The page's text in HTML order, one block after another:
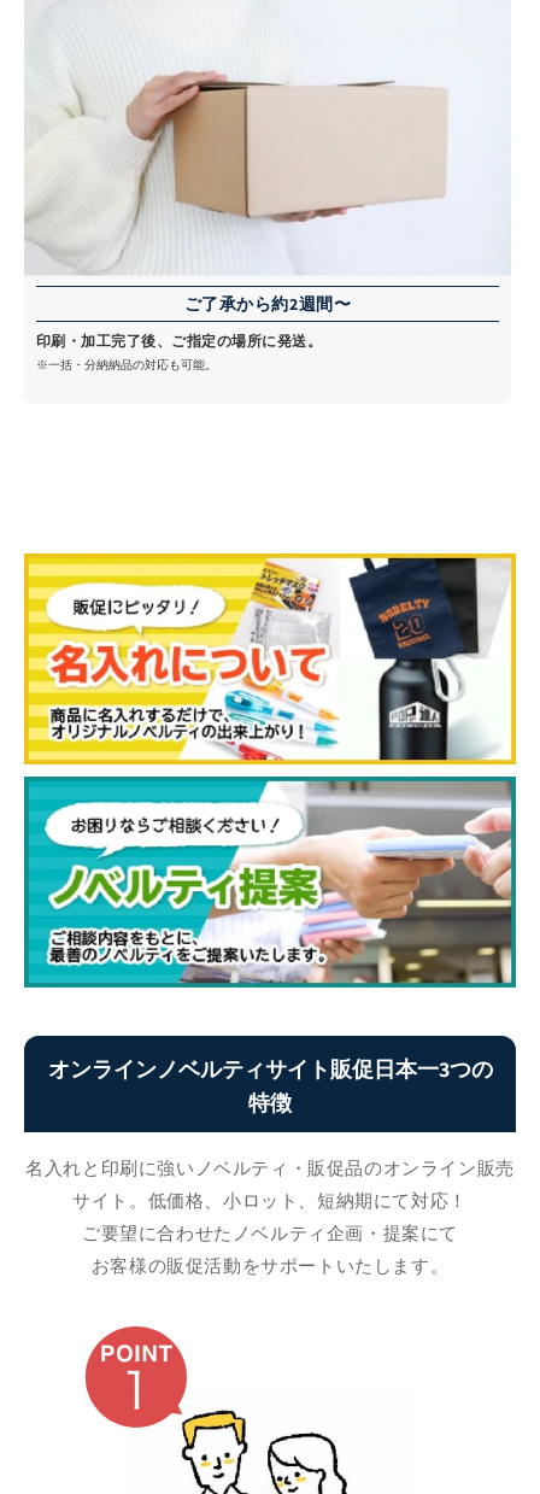
ご了承から約2週間〜
印刷・加工完了後、ご指定の場所に発送。
※一括・分納納品の対応も可能。
オンラインノベルティサイト販促日本一3つの
特徴
名入れと印刷に強いノベルティ・販促品のオンライン販売
サイト。低価格、小ロット、短納期にて対応！
ご要望に合わせたノベルティ企画・提案にて
お客様の販促活動をサポートいたします。